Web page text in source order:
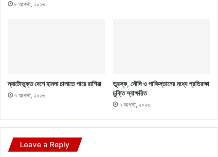
৮ আগস্ট, ২০২৬
ন্যাটোভুক্ত দেশে হামলা চালাতে পারে রাশিয়া
৭ আগস্ট, ২০২৬
তুরস্ক, সৌদি ও পাকিস্তানের মধ্যে প্রতিরক্ষা
চুক্তি স্বাক্ষরিত
৭ আগস্ট, ২০২৬
Leave a Reply